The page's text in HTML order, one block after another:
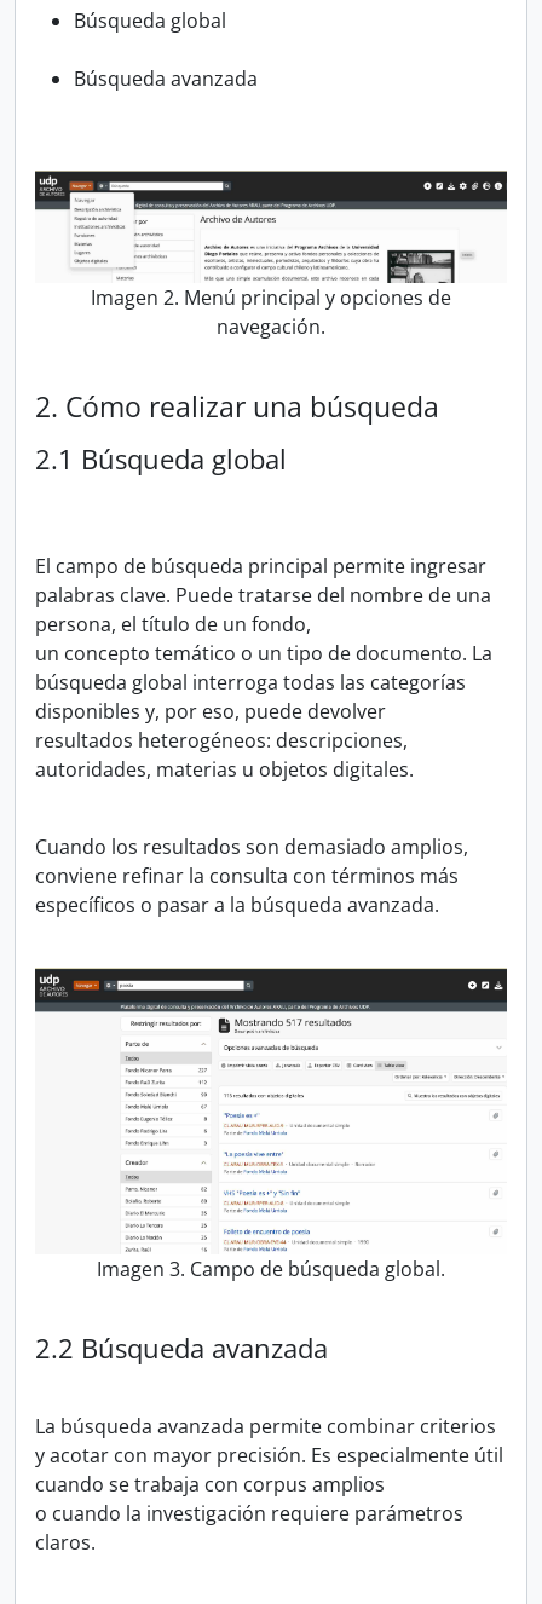
Búsqueda global
Búsqueda avanzada
Imagen 2. Menú principal y opciones de
navegación.
2. Cómo realizar una búsqueda
2.1 Búsqueda global
El campo de búsqueda principal permite ingresar
palabras clave. Puede tratarse del nombre de una
persona, el título de un fondo,
un concepto temático o un tipo de documento. La
búsqueda global interroga todas las categorías
disponibles y, por eso, puede devolver
resultados heterogéneos: descripciones,
autoridades, materias u objetos digitales.
Cuando los resultados son demasiado amplios,
conviene refinar la consulta con términos más
específicos o pasar a la búsqueda avanzada.
Imagen 3. Campo de búsqueda global.
2.2 Búsqueda avanzada
La búsqueda avanzada permite combinar criterios
y acotar con mayor precisión. Es especialmente útil
cuando se trabaja con corpus amplios
o cuando la investigación requiere parámetros
claros.